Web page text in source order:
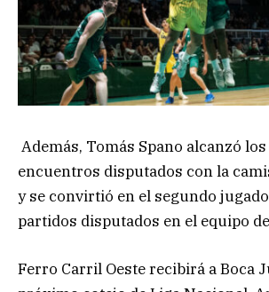
Además, Tomás Spano alcanzó
encuentros disputados con la
y se convirtió en el segundo
partidos disputados en el equipo
Ferro Carril Oeste recibirá a Boca